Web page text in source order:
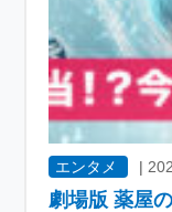
エンタメ |
劇場版 薬屋